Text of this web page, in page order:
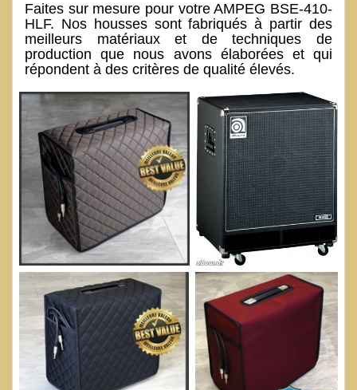
Faites sur mesure pour votre AMPEG BSE-410-
HLF. Nos housses sont fabriqués à partir des
meilleurs matériaux et de techniques de
production que nous avons élaborées et qui
répondent à des critères de qualité élevés.